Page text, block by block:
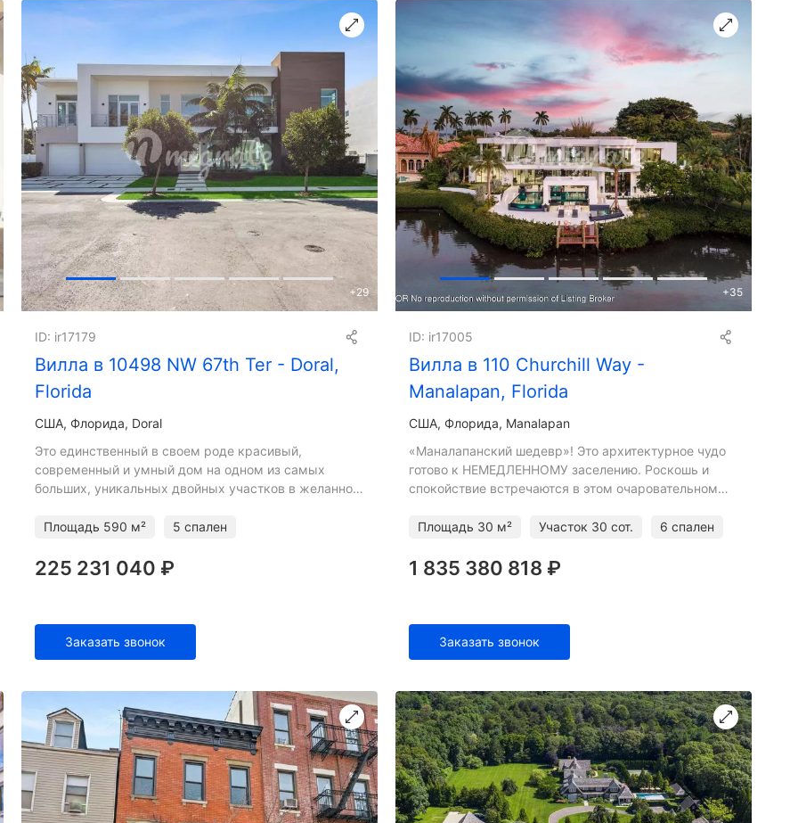
+29
Вилла в 10498 NW 67th Ter - Doral,
Florida
ID: ir17179
США, Флорида, Doral
Это единственный в своем роде красивый,
современный и умный дом на одном из самых
больших, уникальных двойных участков в желанном
Doral. Изысканная кухня
Площадь 590 м² 5 спален
225 231 040 ₽
Заказать звонок
+35
Вилла в 110 Churchill Way -
Manalapan, Florida
ID: ir17005
США, Флорида, Manalapan
«Маналапанский шедевр»! Это архитектурное чудо
готово к НЕМЕДЛЕННОМУ заселению. Роскошь и
спокойствие встречаются в этом очаровательном
спальнями и 8,5 ванными
Площадь 30 м² Участок 30 сот. 6 спален
1 835 380 818 ₽
Заказать звонок